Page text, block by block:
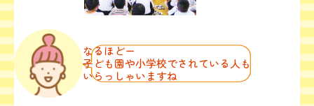
なるほどー
子ども園や小学校でされている人も
いらっしゃいますね